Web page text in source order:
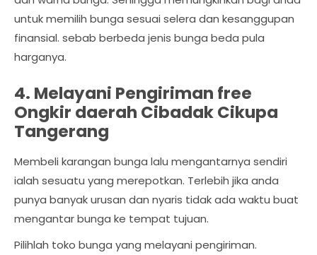
untuk memilih bunga sesuai selera dan kesanggupan
finansial. sebab berbeda jenis bunga beda pula
harganya.
4. Melayani Pengiriman free
Ongkir daerah Cibadak Cikupa
Tangerang
Membeli karangan bunga lalu mengantarnya sendiri
ialah sesuatu yang merepotkan. Terlebih jika anda
punya banyak urusan dan nyaris tidak ada waktu buat
mengantar bunga ke tempat tujuan.
Pilihlah toko bunga yang melayani pengiriman.